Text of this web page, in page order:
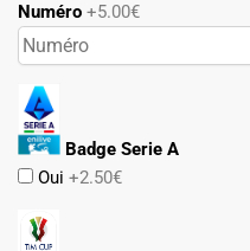
Numéro +5.00€
Badge Serie A
Oui +2.50€